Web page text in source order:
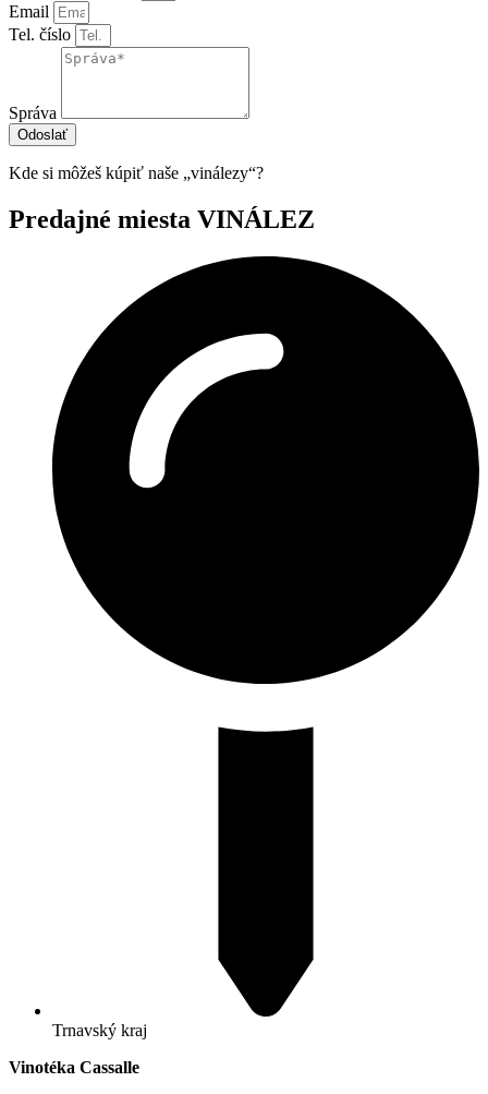
Email
Tel. číslo
Správa
Odoslať
Kde si môžeš kúpiť naše „vinálezy“?
Predajné miesta VINÁLEZ
Trnavský kraj
Vinotéka Cassalle